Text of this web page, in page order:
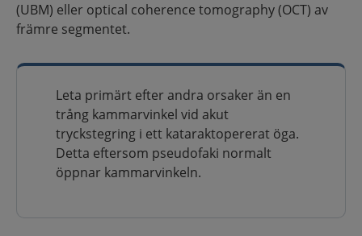
(UBM) eller optical coherence tomography (OCT) av
främre segmentet.
Leta primärt efter andra orsaker än en
trång kammarvinkel vid akut
tryckstegring i ett kataraktopererat öga.
Detta eftersom pseudofaki normalt
öppnar kammarvinkeln.